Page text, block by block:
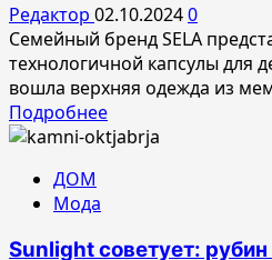
квартала
SLAVA
Редактор 02.10.20240
Семейный бренд SELA
технологичной капсулы для
вошла верхняя одежда из
ПодробнееПрочитать
больше
ДОМ
Мода
Sunlight советует: